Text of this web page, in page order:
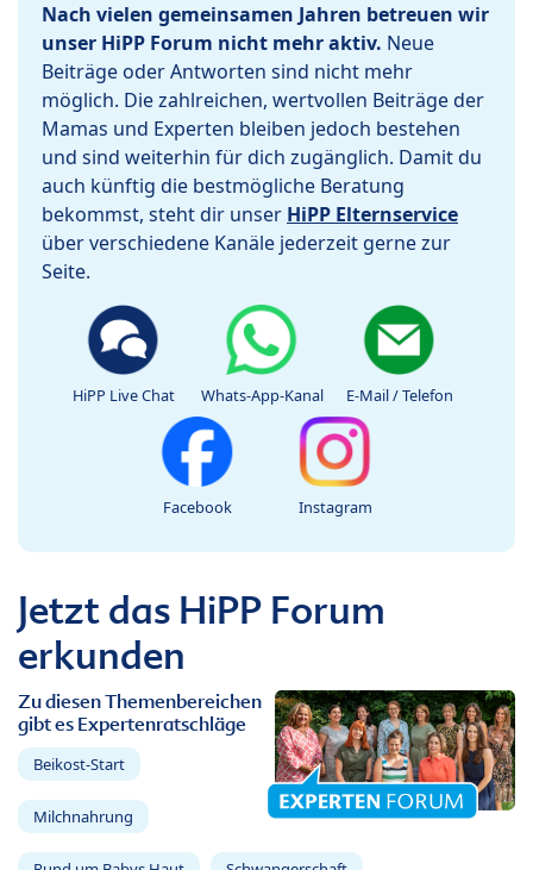
Nach vielen gemeinsamen Jahren betreuen wir
unser HiPP Forum nicht mehr aktiv. Neue
Beiträge oder Antworten sind nicht mehr
möglich. Die zahlreichen, wertvollen Beiträge der
Mamas und Experten bleiben jedoch bestehen
und sind weiterhin für dich zugänglich. Damit du
auch künftig die bestmögliche Beratung
bekommst, steht dir unser HiPP Elternservice
über verschiedene Kanäle jederzeit gerne zur
Seite.
HiPP Live Chat Whats-App-Kanal E-Mail / Telefon
Facebook Instagram
Jetzt das HiPP Forum
erkunden
Zu diesen Themenbereichen
gibt es Expertenratschläge
Beikost-Start
Milchnahrung